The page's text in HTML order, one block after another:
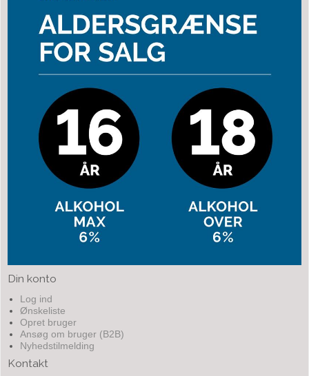
Din konto
Log ind
Ønskeliste
Opret bruger
Ansøg om bruger (B2B)
Nyhedstilmelding
Kontakt